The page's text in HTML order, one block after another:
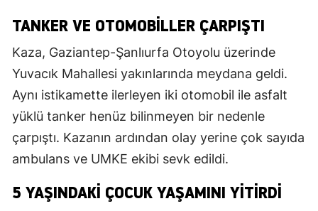
TANKER VE OTOMOBILLER ÇARPIŞTI
Kaza, Gaziantep-Şanlıurfa Otoyolu üzerinde
Yuvacık Mahallesi yakınlarında meydana geldi.
Aynı istikamette ilerleyen iki otomobil ile asfalt
yüklü tanker henüz bilinmeyen bir nedenle
çarpıştı. Kazanın ardından olay yerine çok sayıda
ambulans ve UMKE ekibi sevk edildi.
5 YAŞINDAKI ÇOCUK YAŞAMINI YITIRDI